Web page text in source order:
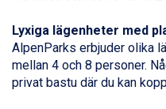
Champoluc från
Sestriere från 6.945
Wagrain från 7.095
Fieberbrunn från
Lyxiga lägenheter med
AlpenParks erbjuder olika
mellan 4 och 8 personer.
privat bastu där du kan